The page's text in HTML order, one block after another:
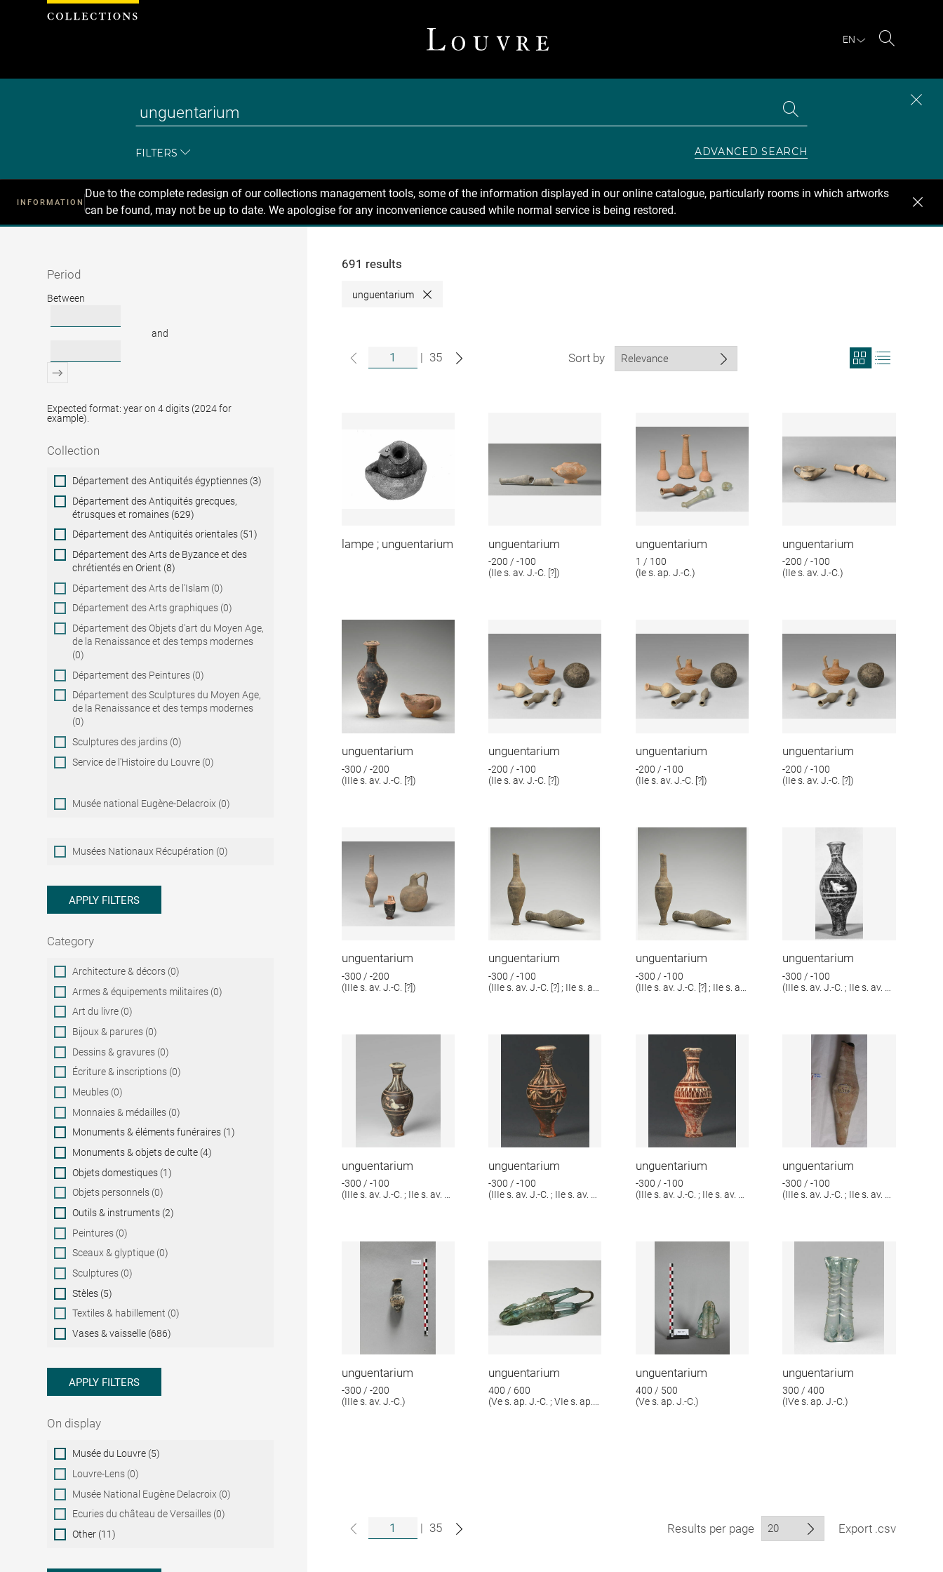
EN
FILTERS ADVANCED SEARCH
INFORMATION
Due to the complete redesign of our collections management tools, some of the information displayed in our online catalogue, particularly rooms in which artworks
can be found, may not be up to date. We apologise for any inconvenience caused while normal service is being restored.
Recherche
Period
Period
Between
and
Expected format: year on 4 digits (2024 for
example).
Collection
Collection
Département des Antiquités égyptiennes (3)
Département des Antiquités grecques,
étrusques et romaines (629)
Département des Antiquités orientales (51)
Département des Arts de Byzance et des
chrétientés en Orient (8)
Département des Arts de l'Islam (0)
Département des Arts graphiques (0)
Département des Objets d'art du Moyen Age,
de la Renaissance et des temps modernes
(0)
Département des Peintures (0)
Département des Sculptures du Moyen Age,
de la Renaissance et des temps modernes
(0)
Sculptures des jardins (0)
Service de l'Histoire du Louvre (0)
Musée national Eugène-Delacroix (0)
Musées
Nationaux
Musées Nationaux Récupération (0)
APPLY FILTERS
Category
Category
Architecture & décors (0)
Armes & équipements militaires (0)
Art du livre (0)
Bijoux & parures (0)
Dessins & gravures (0)
Écriture & inscriptions (0)
Meubles (0)
Monnaies & médailles (0)
Monuments & éléments funéraires (1)
Monuments & objets de culte (4)
Objets domestiques (1)
Objets personnels (0)
Outils & instruments (2)
Peintures (0)
Sceaux & glyptique (0)
Sculptures (0)
Stèles (5)
Textiles & habillement (0)
Vases & vaisselle (686)
APPLY FILTERS
On display
On
display
Musée du Louvre (5)
Louvre-Lens (0)
Musée National Eugène Delacroix (0)
Ecuries du château de Versailles (0)
Other (11)
691 results
unguentarium Close
| 35 Sort by
View
search
lampe ; unguentarium unguentarium
-200 / -100
(IIe s. av. J.-C. [?])
unguentarium
1 / 100
(Ie s. ap. J.-C.)
unguentarium
-200 / -100
(IIe s. av. J.-C.)
unguentarium
-300 / -200
(IIIe s. av. J.-C. [?])
unguentarium
-200 / -100
(IIe s. av. J.-C. [?])
unguentarium
-200 / -100
(IIe s. av. J.-C. [?])
unguentarium
-200 / -100
(IIe s. av. J.-C. [?])
unguentarium
-300 / -200
(IIIe s. av. J.-C. [?])
unguentarium
-300 / -100
(IIIe s. av. J.-C. [?] ; IIe s. av.
unguentarium
-300 / -100
(IIIe s. av. J.-C. [?] ; IIe s. av.
unguentarium
-300 / -100
(IIIe s. av. J.-C. ; IIe s. av. J.-
unguentarium
-300 / -100
(IIIe s. av. J.-C. ; IIe s. av. J.-
unguentarium
-300 / -100
(IIIe s. av. J.-C. ; IIe s. av. J.-
unguentarium
-300 / -100
(IIIe s. av. J.-C. ; IIe s. av. J.-
unguentarium
-300 / -100
(IIIe s. av. J.-C. ; IIe s. av. J.-
unguentarium
-300 / -200
(IIIe s. av. J.-C.)
unguentarium
400 / 600
(Ve s. ap. J.-C. ; VIe s. ap.
unguentarium
400 / 500
(Ve s. ap. J.-C.)
unguentarium
300 / 400
(IVe s. ap. J.-C.)
| 35 Results per page Export .csv
Cookies management panel